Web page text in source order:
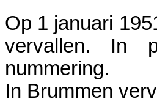
Op 1 januari
vervallen. In
nummering.
In Brummen